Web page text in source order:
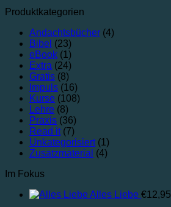
Produktkategorien
Andachtsbücher (4)
Bibel (23)
eBook (1)
Extra (24)
Gratis (8)
Impuls (16)
Kurse (108)
Lehre (8)
Praxis (36)
Read it (7)
Unkategorisiert (1)
Zusatzmaterial (4)
Im Fokus
Alles Liebe €12,95